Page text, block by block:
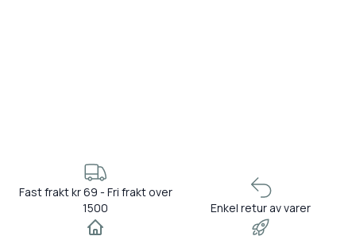
Fast frakt kr 69 - Fri frakt over
1500
Enkel retur av varer